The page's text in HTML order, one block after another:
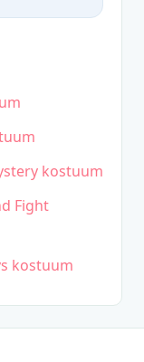
kostuum
Fight
kostuum